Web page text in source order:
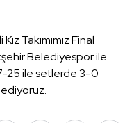
Takımımız Final
Belediyespor ile
25 ile setlerde 3-0
ediyoruz.